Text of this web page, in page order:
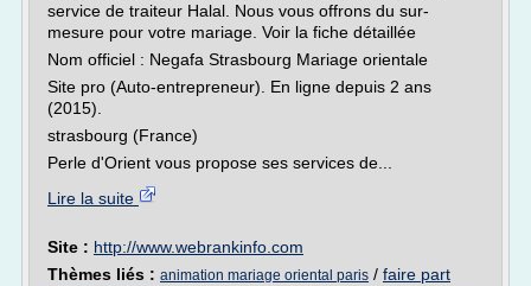
service de traiteur Halal. Nous vous offrons du sur-
mesure pour votre mariage. Voir la fiche détaillée
Nom officiel : Negafa Strasbourg Mariage orientale
Site pro (Auto-entrepreneur). En ligne depuis 2 ans
(2015).
strasbourg (France)
Perle d'Orient vous propose ses services de...
Lire la suite
Site : http://www.webrankinfo.com
Thèmes liés : animation mariage oriental paris / faire part